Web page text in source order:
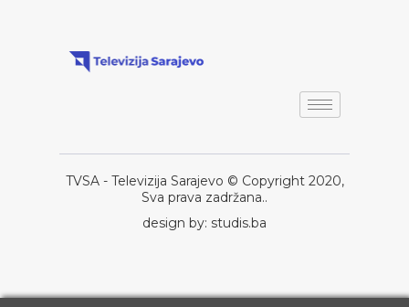
TVSA - Televizija Sarajevo © Copyright 2020,
Sva prava zadržana..
design by: studis.ba